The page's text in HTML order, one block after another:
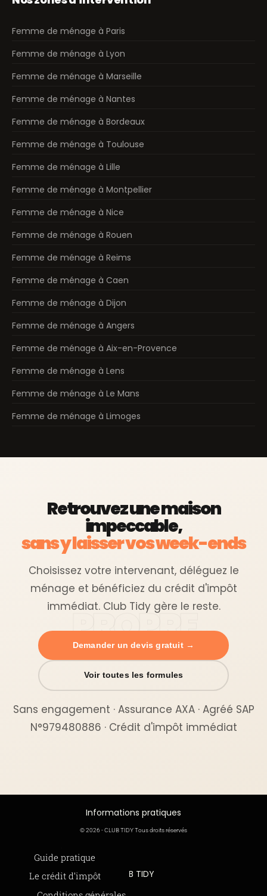
Femme de ménage à Paris
Femme de ménage à Lyon
Femme de ménage à Marseille
Femme de ménage à Nantes
Femme de ménage à Bordeaux
Femme de ménage à Toulouse
Femme de ménage à Lille
Femme de ménage à Montpellier
Femme de ménage à Nice
Femme de ménage à Rouen
Femme de ménage à Reims
Femme de ménage à Caen
Femme de ménage à Dijon
Femme de ménage à Angers
Femme de ménage à Aix-en-Provence
Femme de ménage à Lens
Femme de ménage à Le Mans
Femme de ménage à Limoges
Retrouvez une maison
impeccable,
sans y laisser vos week-ends
Choisissez votre intervenant, déléguez le
ménage et bénéficiez du crédit d'impôt
immédiat. Club Tidy gère le reste.
Demander un devis gratuit →
Voir toutes les formules
Sans engagement · Assurance AXA · Agréé SAP
N°979480886 · Crédit d'impôt immédiat
Informations pratiques
Guide pratique
Le crédit d’impôt
© 2026 - CLUB TIDY Tous droits réservés
Informations légales
CLUB TIDY
SAS CLUB TIDY
165 Avenue de Bretagne